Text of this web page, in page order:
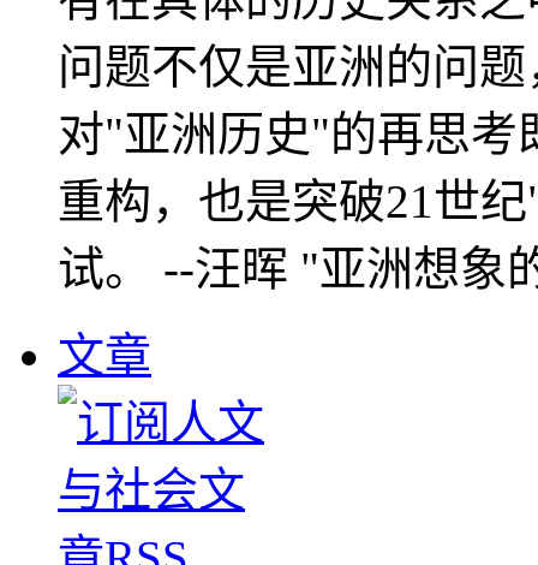
问题不仅是亚洲的问
对"亚洲历史"的再思考
重构，也是突破21世
试。 --汪晖 "亚洲想象
文章